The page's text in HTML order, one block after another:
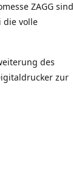
ZAGG
die volle
des
zur